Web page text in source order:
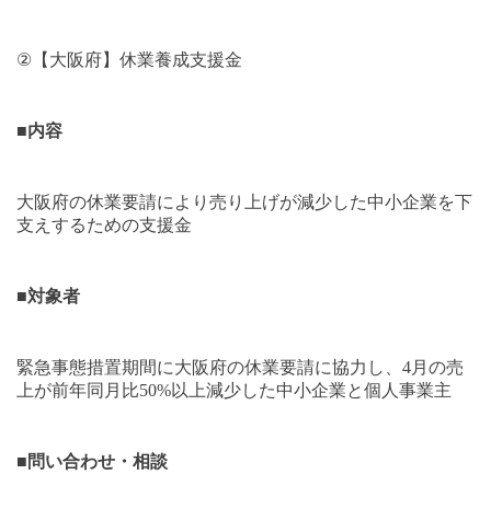
② 【大阪府】休業養成支援金
■内容
大阪府の休業要請により売り上げが減少した中小企業を下
支えするための支援金
■対象者
緊急事態措置期間に大阪府の休業要請に協力し、 4月の売
上が前年同月比50%以上減少した中小企業と個人事業主
■問い合わせ・相談